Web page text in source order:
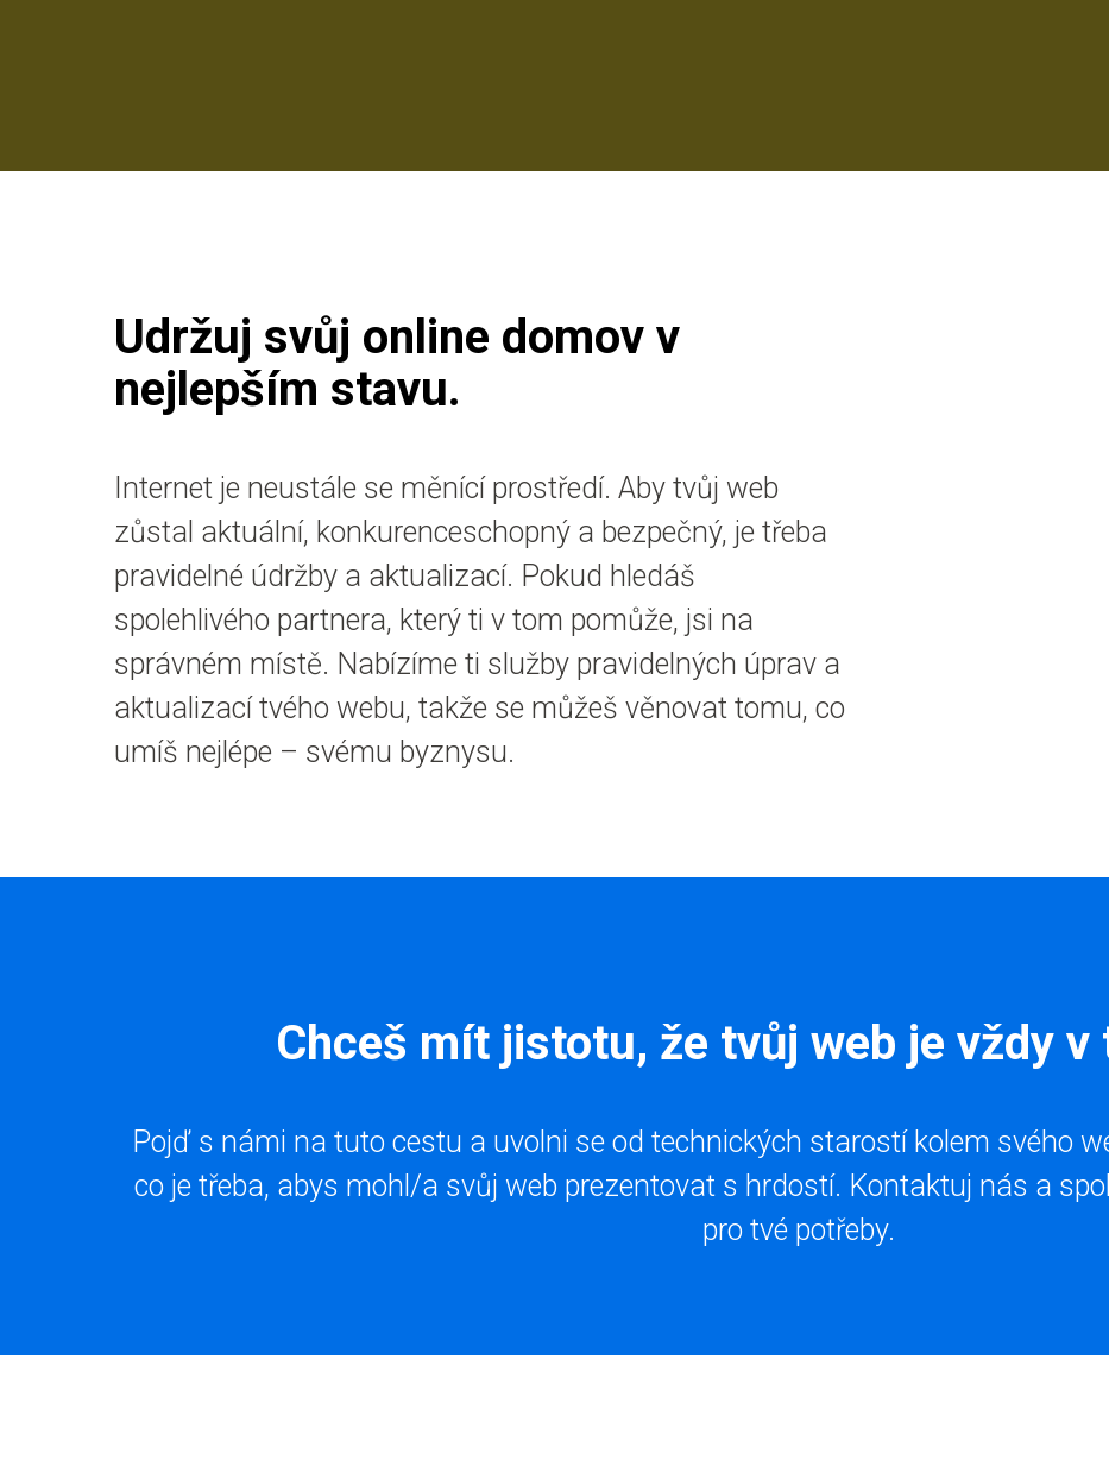
Udržuj svůj online domov v
nejlepším stavu.
Internet je neustále se měnící prostředí. Aby tvůj web
zůstal aktuální, konkurenceschopný a bezpečný, je třeba
pravidelné údržby a aktualizací. Pokud hledáš
spolehlivého partnera, který ti v tom pomůže, jsi na
správném místě. Nabízíme ti služby pravidelných úprav a
aktualizací tvého webu, takže se můžeš věnovat tomu, co
umíš nejlépe – svému byznysu.
Chceš mít jistotu, že tvůj web je vždy v
Pojď s námi na tuto cestu a uvolni se od technických starostí kolem svého
co je třeba, abys mohl/a svůj web prezentovat s hrdostí. Kontaktuj nás a
pro tvé potřeby.